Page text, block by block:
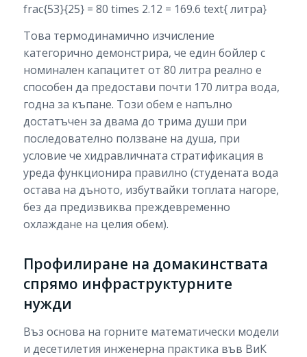
frac{53}{25} = 80 times 2.12 = 169.6 text{ литра}
Това термодинамично изчисление
категорично демонстрира, че един бойлер с
номинален капацитет от 80 литра реално е
способен да предостави почти 170 литра вода,
годна за къпане. Този обем е напълно
достатъчен за двама до трима души при
последователно ползване на душа, при
условие че хидравличната стратификация в
уреда функционира правилно (студената вода
остава на дъното, избутвайки топлата нагоре,
без да предизвиква преждевременно
охлаждане на целия обем).
Профилиране на домакинствата
спрямо инфраструктурните
нужди
Въз основа на горните математически модели
и десетилетия инженерна практика във ВиК